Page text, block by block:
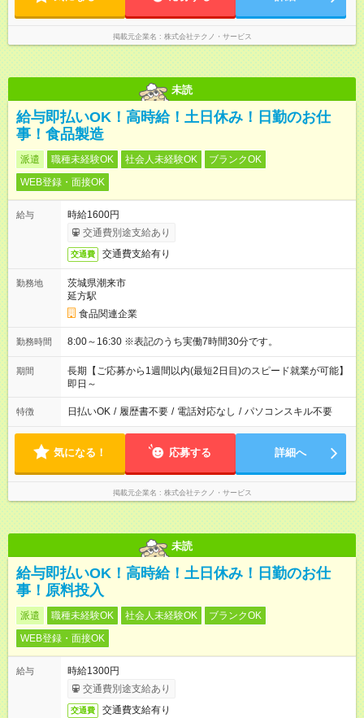
掲載元企業名 株式会社テクノ・サービス
未読
給与即払いOK！高時給！土日休み！日勤のお仕
事！食品製造
派遣 職種未経験OK 社会人未経験OK
ブランクOK
WEB登録・面接OK
給与
時給1600円
交通費別途支給あり
交通費 交通費支給有り
勤務地
茨城県潮来市
延方駅
食品関連企業
勤務時間 8:00～16:30 ※表記のうち実働7時間30分です。
期間
長期【ご応募から1週間以内(最短2日目)のスピード就業が可能】
即日～
特徴 日払いOK / 履歴書不要 / 電話対応なし / パソコンスキル不要
気になる！ 応募する 詳細へ
掲載元企業名 株式会社テクノ・サービス
未読
給与即払いOK！高時給！土日休み！日勤のお仕
事！原料投入
派遣 職種未経験OK 社会人未経験OK
ブランクOK
WEB登録・面接OK
給与
時給1300円
交通費別途支給あり
交通費 交通費支給有り